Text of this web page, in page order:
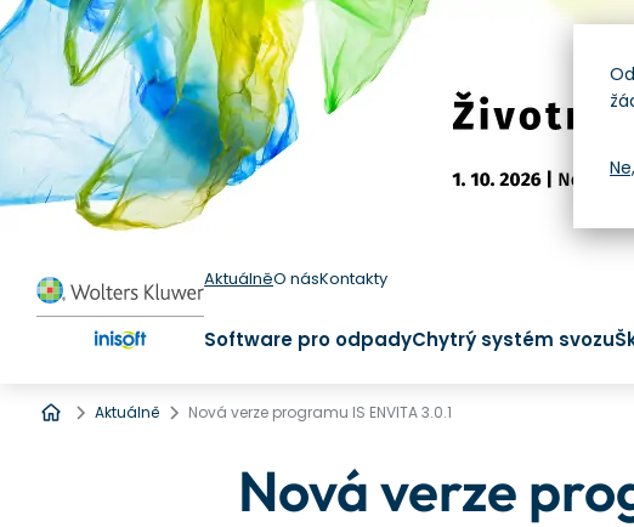
AktuálněO násKontakty
Software pro odpadyChytrý systém svozu
Úvod
Aktuálně Nová verze programu IS ENVITA 3.0.1
Nová verze